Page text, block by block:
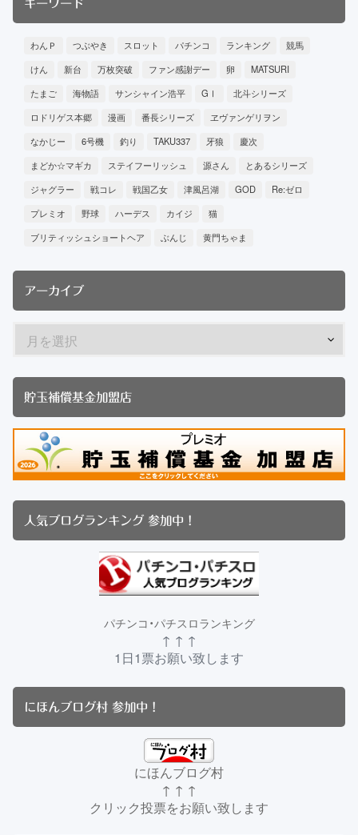
キーワード
わんＰ つぶやき スロット パチンコ ランキング
競馬
けん
新台 万枚突破 ファン感謝デー 卵
MATSURI
たまご
海物語 サンシャイン浩平 GⅠ
北斗シリーズ
ロドリゲス本郷
漫画 番長シリーズ
ヱヴァンゲリヲン
なかじー
6号機 釣り TAKU337 牙狼
慶次
まどか☆マギカ
ステイフーリッシュ 源さん
とあるシリーズ
ジャグラー
戦コレ 戦国乙女 津風呂湖 GOD
Re:ゼロ
プレミオ
野球 ハーデス カイジ
猫
ブリティッシュショートヘア
ぶんじ 黄門ちゃま
アーカイブ
貯玉補償基金加盟店
人気ブログランキング 参加中！
パチンコ・パチスロランキング
↑ ↑ ↑
1日1票お願い致します
にほんブログ村 参加中！
にほんブログ村
↑ ↑ ↑
クリック投票をお願い致します